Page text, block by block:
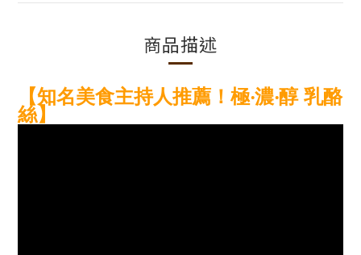
商品描述
【知名美食主持人推薦！極‧濃‧醇 乳酪
絲】